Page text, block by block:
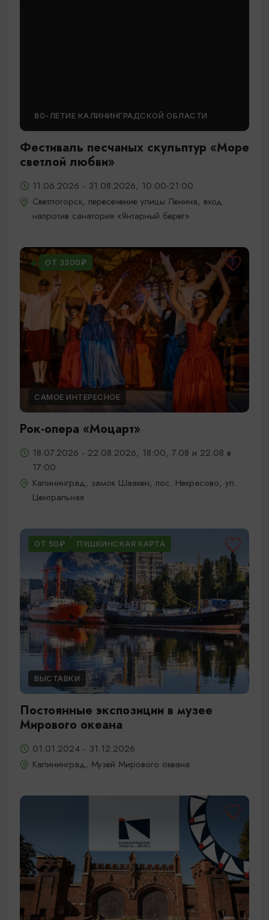
80-ЛЕТИЕ КАЛИНИНГРАДСКОЙ ОБЛАСТИ
Фестиваль песчаных скульптур «Море
светлой любви»
11.06.2026 - 31.08.2026, 10:00-21:00
Светлогорск, пересечение улицы Ленина, вход
напротив санатория «Янтарный берег»
ОТ 3300₽
САМОЕ ИНТЕРЕСНОЕ
Рок-опера «Моцарт»
18.07.2026 - 22.08.2026, 18:00, 7.08 и 22.08 в
17:00
Калининград, замок Шаакен, пос. Некрасово, ул.
Центральная
ОТ 50₽ ПУШКИНСКАЯ КАРТА
ВЫСТАВКИ
Постоянные экспозиции в музее
Мирового океана
01.01.2024 - 31.12.2026
Калининград, Музей Мирового океана